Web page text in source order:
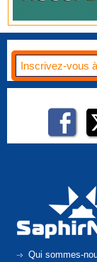
Qui sommes-